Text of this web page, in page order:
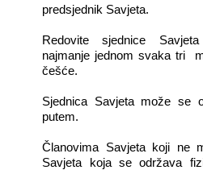
predsjednik Savjeta.
Redovite sjednice
najmanje jednom svaka tri
češće.
Sjednica Savjeta može se
putem.
Članovima Savjeta koji ne
Savjeta koja se održava